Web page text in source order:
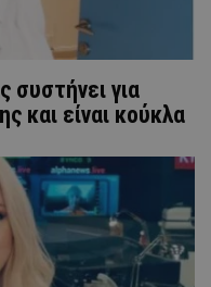
για
και είναι κούκλα